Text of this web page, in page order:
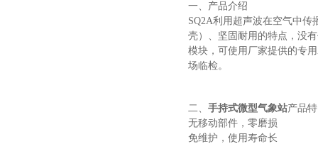
一、产品介绍
SQ2A利用超声波在空气中
壳）、坚固耐用的特点，没
模块，可使用厂家提供的专
场临检。
二、 手持式微型气象站产品
无移动部件，零磨损
免维护，使用寿命长